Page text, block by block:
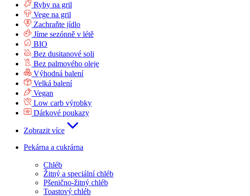
Ryby na gril
Vege na gril
Zachraňte jídlo
Jíme sezónně v létě
BIO
Bez dusitanové soli
Bez palmového oleje
Výhodná balení
Velká balení
Vegan
Low carb výrobky
Dárkové poukazy
Zobrazit více
Pekárna a cukrárna
Chléb
Žitný a speciální chléb
Pšenično-žitný chléb
Toastový chléb